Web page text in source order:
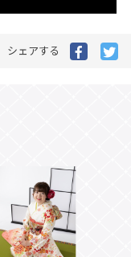
シェアする
で で